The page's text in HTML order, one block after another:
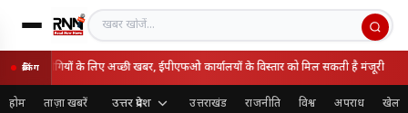
खबर खोजें
ब्रेकिंग
और पेंशनभोगियों के लिए अच्छी खबर, ईपीएफओ कार्यालयों के विस्तार को मिल सकती है मंजूरी
होम ताज़ा खबरें उत्तर प्रदेश उत्तराखंड राजनीति विश्व अपराध खेल